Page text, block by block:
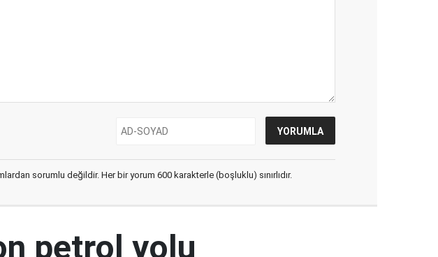
sorumlu değildir. Her bir yorum 600 karakterle (boşluklu) sınırlıdır.
petrol yolu